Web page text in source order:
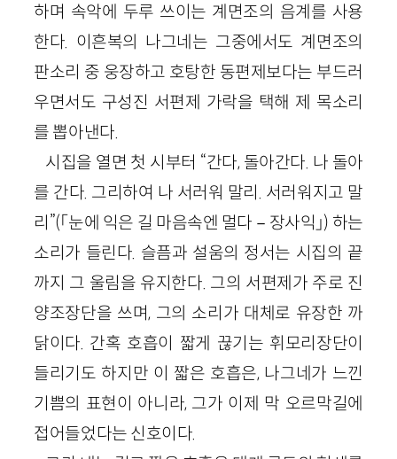
하며 속악에 두루 쓰이는 계면조의 음계를 사용
한다. 이흔복의 나그네는 그중에서도 계면조의
판소리 중 웅장하고 호탕한 동편제보다는 부드러
우면서도 구성진 서편제 가락을 택해 제 목소리
를 뽑아낸다.
시집을 열면 첫 시부터 “간다, 돌아간다. 나 돌아
를 간다. 그리하여 나 서러워 말리. 서러워지고 말
리”(「눈에 익은 길 마음속엔 멀다－장사익」) 하는
소리가 들린다. 슬픔과 설움의 정서는 시집의 끝
까지 그 울림을 유지한다. 그의 서편제가 주로 진
양조장단을 쓰며, 그의 소리가 대체로 유장한 까
닭이다. 간혹 호흡이 짧게 끊기는 휘모리장단이
들리기도 하지만 이 짧은 호흡은, 나그네가 느낀
기쁨의 표현이 아니라, 그가 이제 막 오르막길에
접어들었다는 신호이다.